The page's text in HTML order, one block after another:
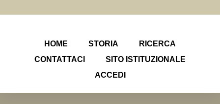
HOME STORIA
RICERCA
CONTATTACI
SITO ISTITUZIONALE
ACCEDI